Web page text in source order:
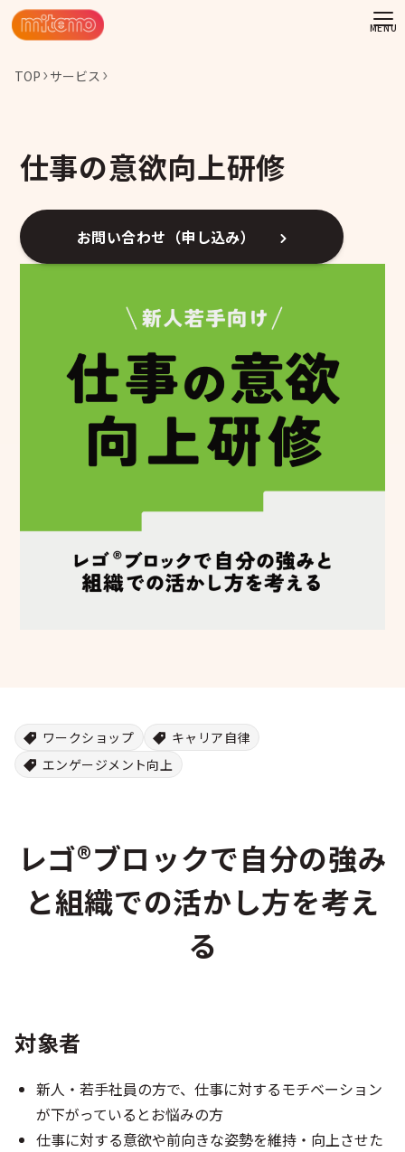
TOP サービス
仕事の意欲向上研修
お問い合わせ（申し込み）
ワークショップ
キャリア自律
エンゲージメント向上
レゴ®ブロックで自分の強み
と組織での活かし方を考え
る
対象者
新人・若手社員の方で、仕事に対するモチベーション
が下がっているとお悩みの方
仕事に対する意欲や前向きな姿勢を維持・向上させた